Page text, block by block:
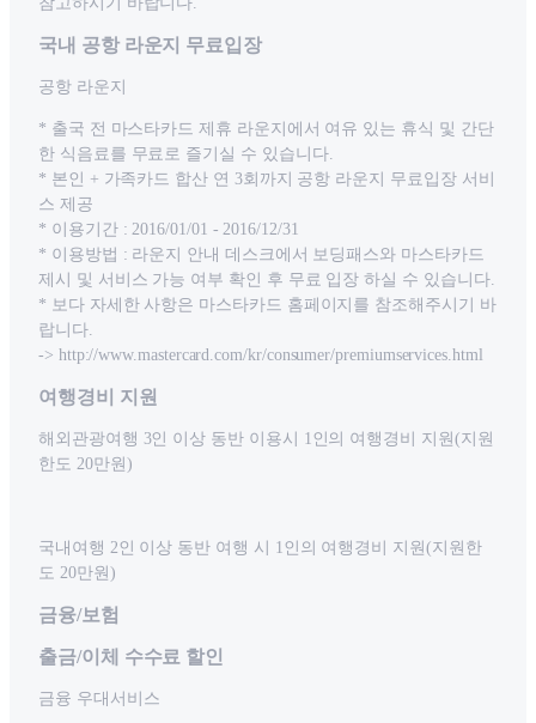
국내 공항 라운지 무료입장
공항 라운지
* 출국 전 마스타카드 제휴 라운지에서 여유 있는 휴식 및 간단
한 식음료를 무료로 즐기실 수 있습니다.
* 본인 + 가족카드 합산 연 3회까지 공항 라운지 무료입장 서비
스 제공
* 이용기간 : 2016/01/01 - 2016/12/31
* 이용방법 : 라운지 안내 데스크에서 보딩패스와 마스타카드
제시 및 서비스 가능 여부 확인 후 무료 입장 하실 수 있습니다.
* 보다 자세한 사항은 마스타카드 홈페이지를 참조해주시기 바
랍니다.
-> http://www.mastercard.com/kr/consumer/premiumservices.html
여행경비 지원
해외관광여행 3인 이상 동반 이용시 1인의 여행경비 지원(지원
한도 20만원)
국내여행 2인 이상 동반 여행 시 1인의 여행경비 지원(지원한
도 20만원)
금융/보험
출금/이체 수수료 할인
금융 우대서비스